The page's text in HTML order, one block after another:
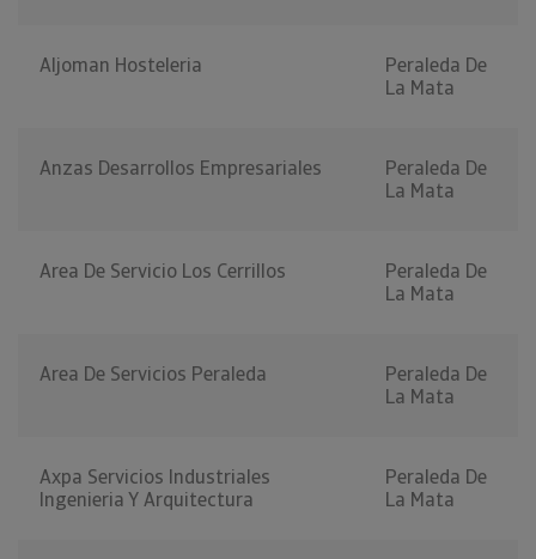
Aljoman Hosteleria
Peraleda De
La Mata
Anzas Desarrollos Empresariales
Peraleda De
La Mata
Area De Servicio Los Cerrillos
Peraleda De
La Mata
Area De Servicios Peraleda
Peraleda De
La Mata
Axpa Servicios Industriales
Ingenieria Y Arquitectura
Peraleda De
La Mata